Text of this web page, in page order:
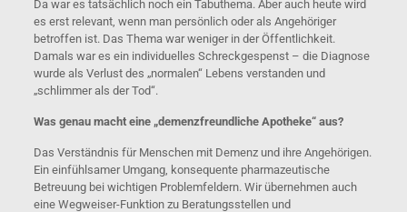
Da war es tatsächlich noch ein Tabuthema. Aber auch heute wird
es erst relevant, wenn man persönlich oder als Angehöriger
betroffen ist. Das Thema war weniger in der Öffentlichkeit.
Damals war es ein individuelles Schreckgespenst – die Diagnose
wurde als Verlust des „normalen“ Lebens verstanden und
„schlimmer als der Tod“.
Was genau macht eine „demenzfreundliche Apotheke“ aus?
Das Verständnis für Menschen mit Demenz und ihre Angehörigen.
Ein einfühlsamer Umgang, konsequente pharmazeutische
Betreuung bei wichtigen Problemfeldern. Wir übernehmen auch
eine Wegweiser-Funktion zu Beratungsstellen und